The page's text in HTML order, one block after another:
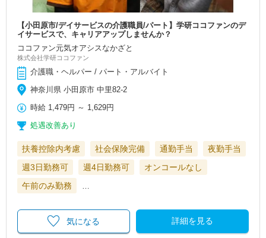
【小田原市/デイサービスの介護職員/パート】学研ココファンのデ
イサービスで、キャリアアップしませんか？
ココファン元気オアシスなかざと
株式会社学研ココファン
介護職・ヘルパー / パート・アルバイト
神奈川県 小田原市 中里82-2
時給 1,479円 ～ 1,629円
処遇改善あり
扶養控除内考慮 社会保険完備 通勤手当
夜勤手当
週3日勤務可
週4日勤務可
オンコールなし
午前のみ勤務
詳細を見る
気になる